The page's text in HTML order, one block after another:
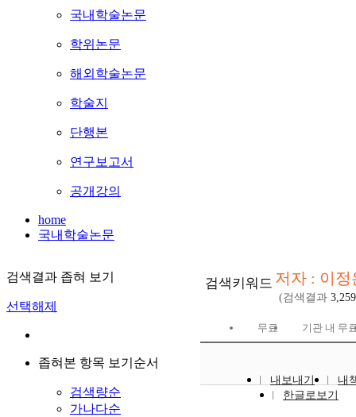
국내학술논문
학위논문
해외학술논문
학술지
단행본
연구보고서
공개강의
home
국내학술논문
검색결과 좁혀 보기
선택해제
좁혀본 항목 보기순서
검색량순
가나다순
검색키워드 저자 : 이정
(검색결과 3,259
무료 기관 내 무
내보내기
내
한글로보기